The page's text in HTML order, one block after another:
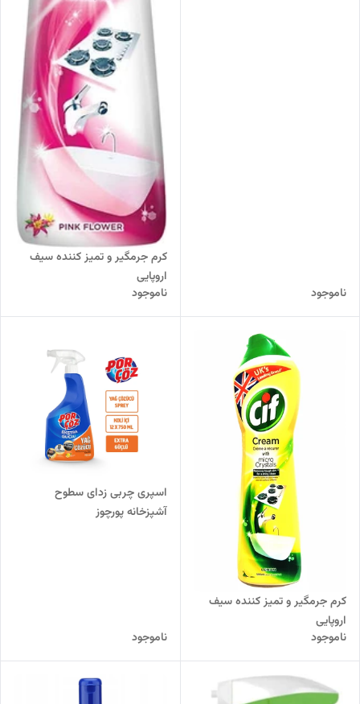
ناموجود
کرم جرمگیر و تمیز کننده سیف
اروپایی
ناموجود
کرم جرمگیر و تمیز کننده سیف
اروپایی
ناموجود
اسپری چربی زدای سطوح
آشپزخانه پورچوز
ناموجود